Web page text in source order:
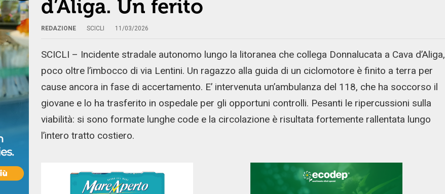
d’Aliga. Un ferito
REDAZIONE SCICLI 11/03/2026
SCICLI – Incidente stradale autonomo lungo la litoranea che collega Donnalucata a Cava d’Aliga,
poco oltre l’imbocco di via Lentini. Un ragazzo alla guida di un ciclomotore è finito a terra per
cause ancora in fase di accertamento. E’ intervenuta un’ambulanza del 118, che ha soccorso il
giovane e lo ha trasferito in ospedale per gli opportuni controlli. Pesanti le ripercussioni sulla
viabilità: si sono formate lunghe code e la circolazione è risultata fortemente rallentata lungo
l’intero tratto costiero.